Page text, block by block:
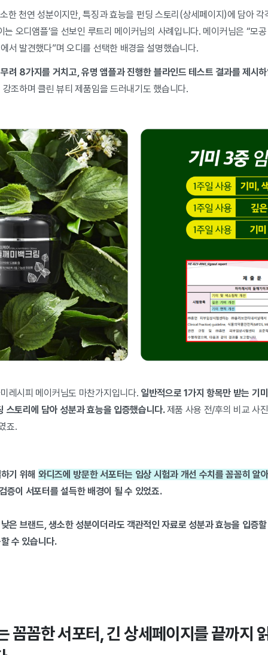
소한 천연 성분이지만, 특징과 효능을 펀딩 스토리(상세페이지)에 담아
는 오디앰플’을 선보인 루트리 메이커님의 사례입니다. 메이커님은 “모
서 발견했다”며 오디를 선택한 배경을 설명했습니다.
려 8가지를 거치고, 유명 앰플과 진행한 블라인드 테스트 결과를 제시
강조하며 클린 뷰티 제품임을 드러내기도 했습니다.
레시피 메이커님도 마찬가지입니다. 일반적으로 1가지 항목만 받는 기
스토리에 담아 성분과 효능을 입증했습니다.제품 사용 전/후의 비교 사
죠.
기 위해 와디즈에 방문한 서포터는 임상 시험과 개선 수치를 꼼꼼히 알
증이 서포터를 설득한 배경이 될 수 있었죠.
은 브랜드, 생소한 성분이더라도 객관적인 자료로 성분과 효능을 입증
수 있습니다.
꼼꼼한 서포터, 긴 상세페이지를 끝까지